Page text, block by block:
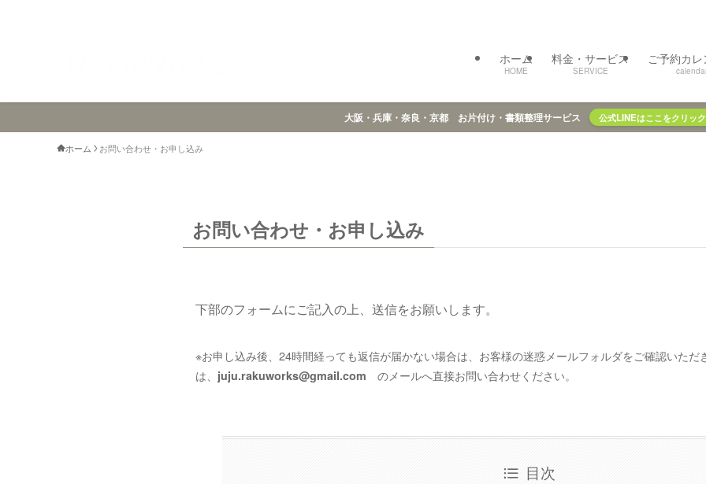
ホーム
HOME
料金・サービス
SERVICE
ご予約カ
大阪・兵庫・奈良・京都 お片付け・書類整理サービス 公式LINEはここをクリック
ホーム お問い合わせ・お申し込み
お問い合わせ・お申し込み
下部のフォームにご記入の上、送信をお願いします。
※お申し込み後、24時間経っても返信が届かない場合は、お客様の迷惑メールフォルダをご確認いただ
は、 juju.rakuworks@gmail.com のメールへ直接お問い合わせください。
目次